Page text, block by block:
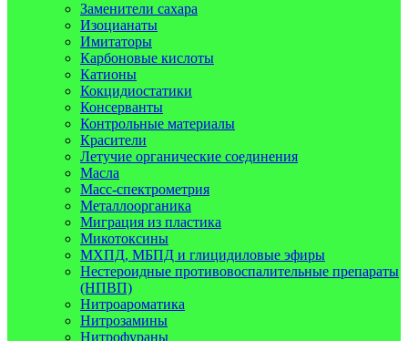
Заменители сахара
Изоцианаты
Имитаторы
Карбоновые кислоты
Катионы
Кокцидиостатики
Консерванты
Контрольные материалы
Красители
Летучие органические соединения
Масла
Масс-спектрометрия
Металлоорганика
Миграция из пластика
Микотоксины
МХПД, МБПД и глицидиловые эфиры
Нестероидные противовоспалительные препараты
(НПВП)
Нитроароматика
Нитрозамины
Нитрофураны